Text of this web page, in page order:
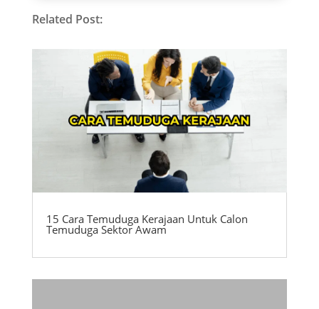
Related Post:
15 Cara Temuduga Kerajaan Untuk Calon
Temuduga Sektor Awam